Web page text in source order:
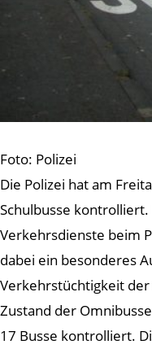
Foto: Polizei
Die Polizei hat am
Schulbusse
Verkehrsdienste beim
dabei ein besonderes
Verkehrstüchtigkeit
Zustand der
17 Busse kontrolliert.